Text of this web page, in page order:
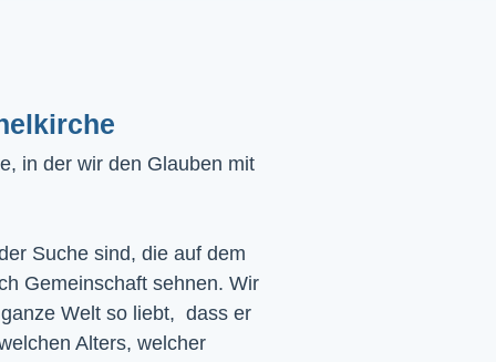
in der wir den Glauben mit
Suche sind, die auf dem
Gemeinschaft sehnen. Wir
Welt so liebt, dass er
Alters, welcher